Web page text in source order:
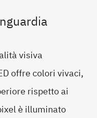
visiva
offre colori vivaci,
rispetto ai
è illuminato